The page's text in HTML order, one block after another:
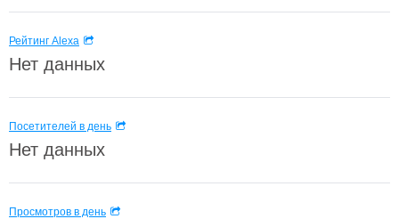
Рейтинг Alexa
Нет данных
Посетителей в день
Нет данных
Просмотров в день